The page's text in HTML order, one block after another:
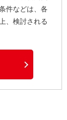
件などは、各
、検討される